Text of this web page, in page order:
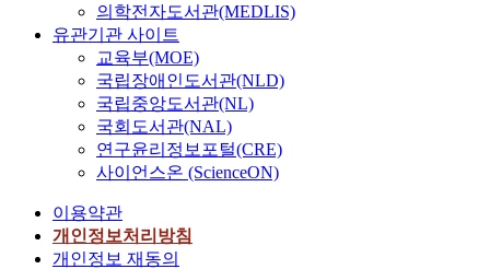
의학전자도서관(MEDLIS)
유관기관 사이트
교육부(MOE)
국립장애인도서관(NLD)
국립중앙도서관(NL)
국회도서관(NAL)
연구윤리정보포털(CRE)
사이언스온 (ScienceON)
이용약관
개인정보처리방침
개인정보 재동의